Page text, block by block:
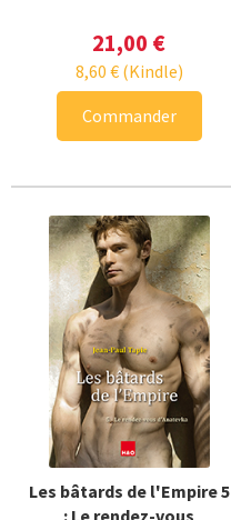
21,00 €
8,60 €(Kindle)
Commander
Les bâtards de l'Empire 5